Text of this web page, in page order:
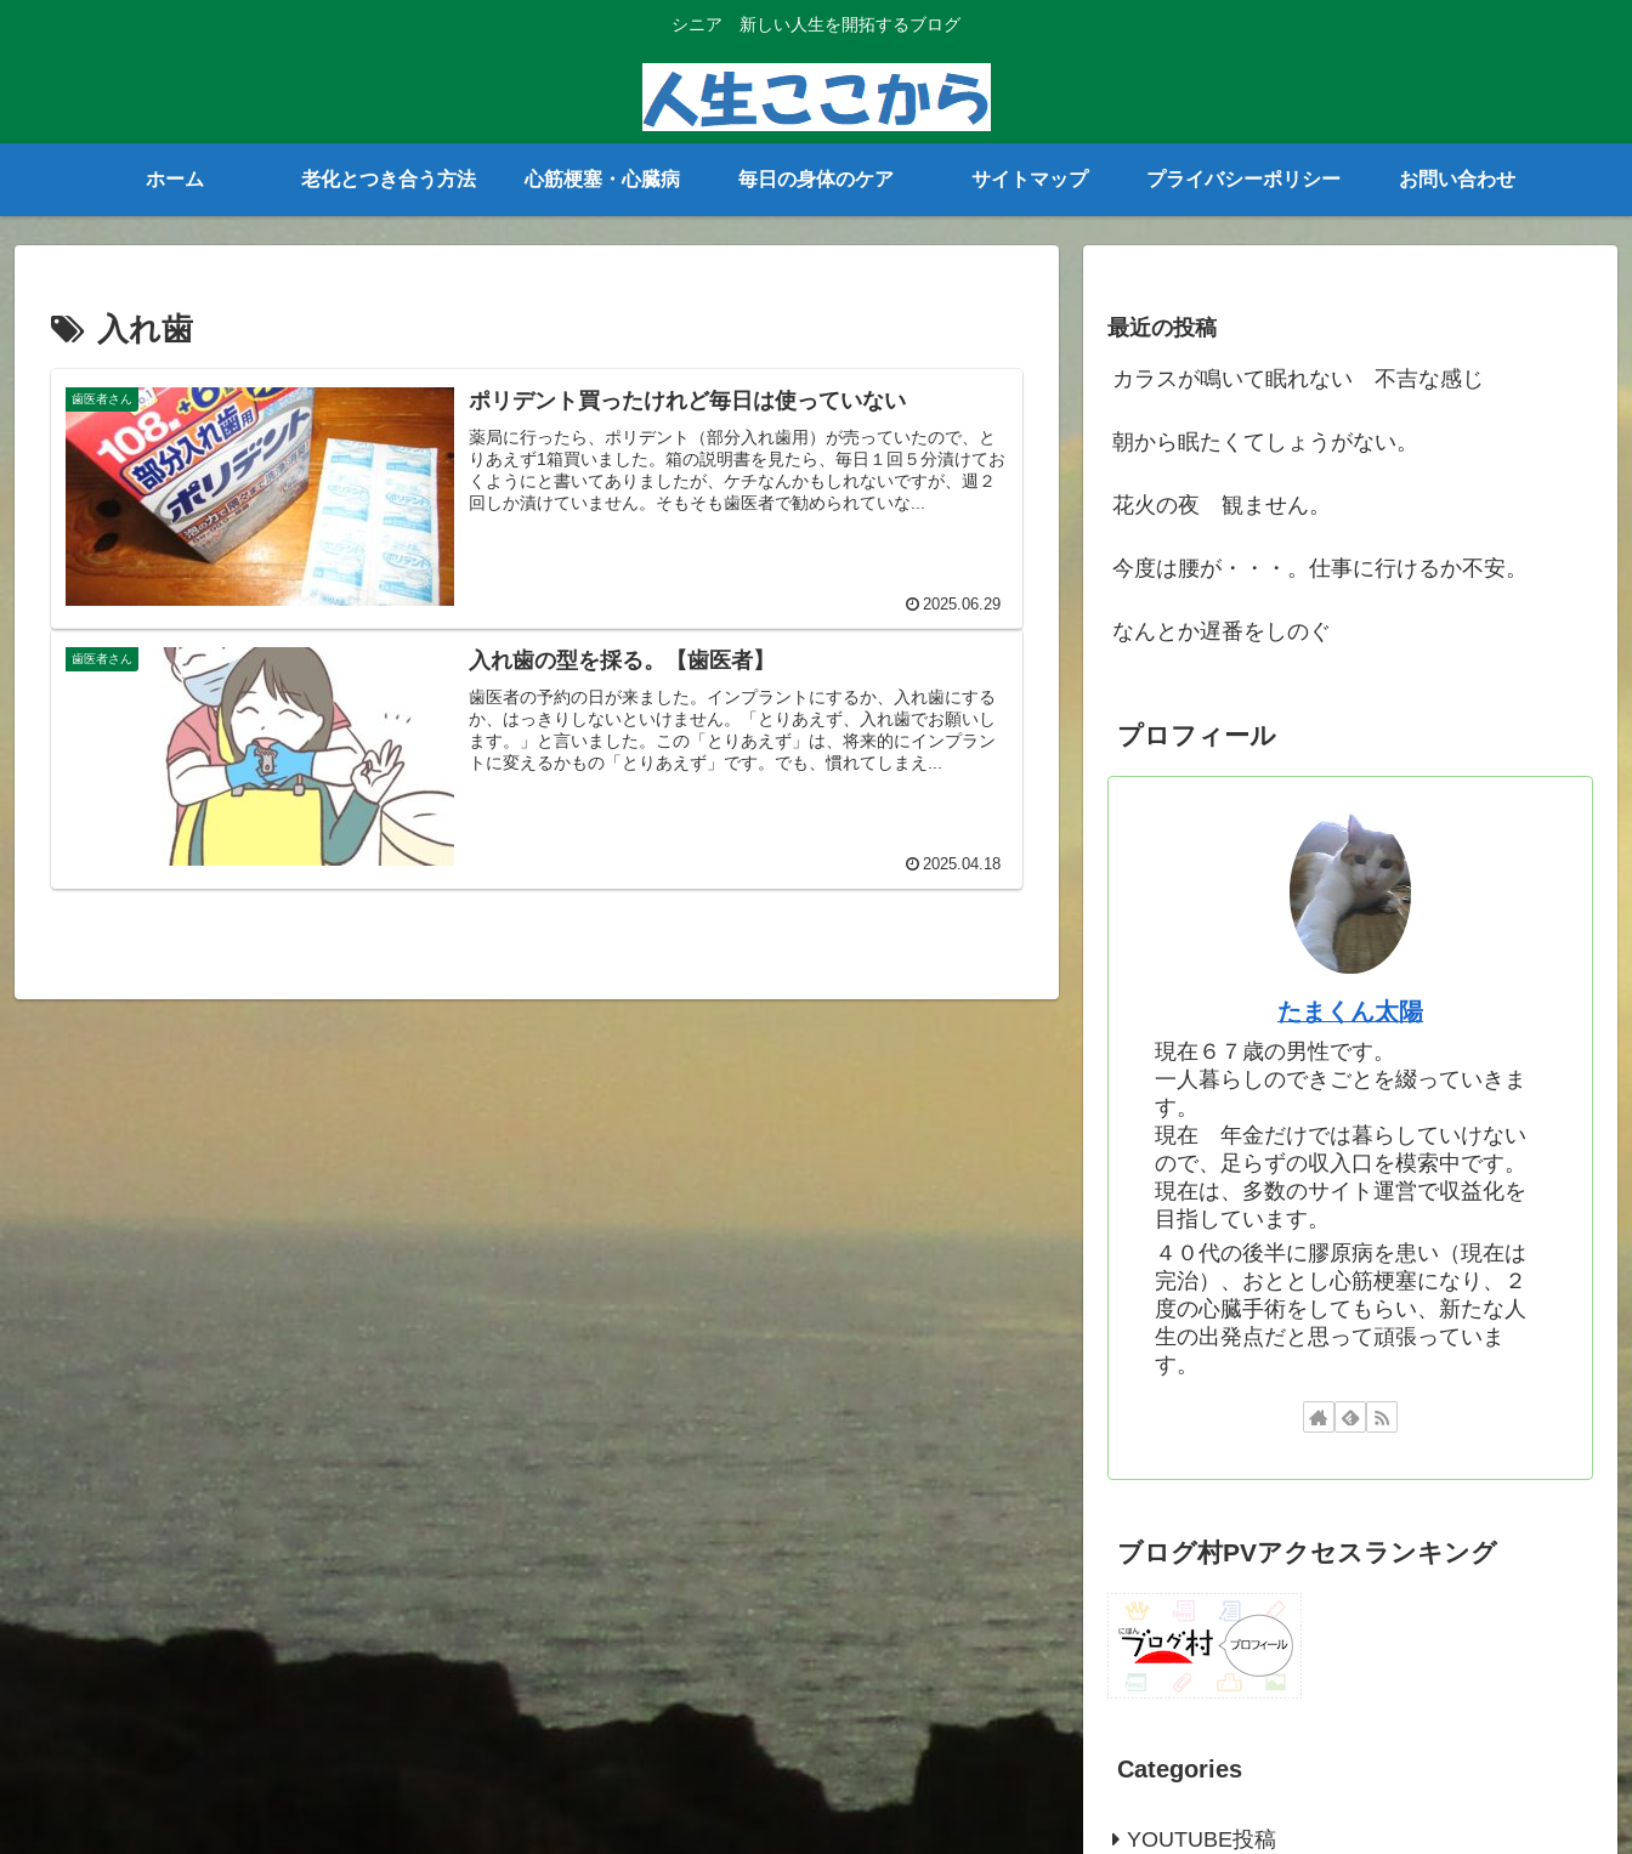
シニア 新しい人生を開拓するブログ
ホーム 老化とつき合う方法 心筋梗塞・心臓病 毎日の身体のケア サイトマップ プライバシーポリシー お問い合わせ
入れ歯
歯医者さん ポリデント買ったけれど毎日は使っていない
薬局に行ったら、ポリデント（部分入れ歯用）が売っていたので、と
りあえず1箱買いました。箱の説明書を見たら、毎日１回５分漬けてお
くようにと書いてありましたが、ケチなんかもしれないですが、週２
回しか漬けていません。そもそも歯医者で勧められていな...
2025.06.29
歯医者さん 入れ歯の型を採る。【歯医者】
歯医者の予約の日が来ました。インプラントにするか、入れ歯にする
か、はっきりしないといけません。「とりあえず、入れ歯でお願いし
ます。」と言いました。この「とりあえず」は、将来的にインプラン
トに変えるかもの「とりあえず」です。でも、慣れてしまえ...
2025.04.18
最近の投稿
カラスが鳴いて眠れない 不吉な感じ
朝から眠たくてしょうがない。
花火の夜 観ません。
今度は腰が・・・。仕事に行けるか不安。
なんとか遅番をしのぐ
プロフィール
たまくん太陽
現在６７歳の男性です。
一人暮らしのできごとを綴っていきま
す。
現在 年金だけでは暮らしていけない
ので、足らずの収入口を模索中です。
現在は、多数のサイト運営で収益化を
目指しています。
４０代の後半に膠原病を患い（現在は
完治）、おととし心筋梗塞になり、２
度の心臓手術をしてもらい、新たな人
生の出発点だと思って頑張っていま
す。
ブログ村PVアクセスランキング
Categories
YOUTUBE投稿